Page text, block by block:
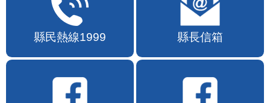
縣民熱線1999 縣長信箱